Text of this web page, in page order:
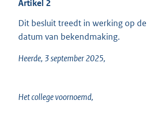
Artikel 2
Dit besluit treedt in werking op
datum van bekendmaking.
Heerde, 3 september 2025,
Het college voornoemd,